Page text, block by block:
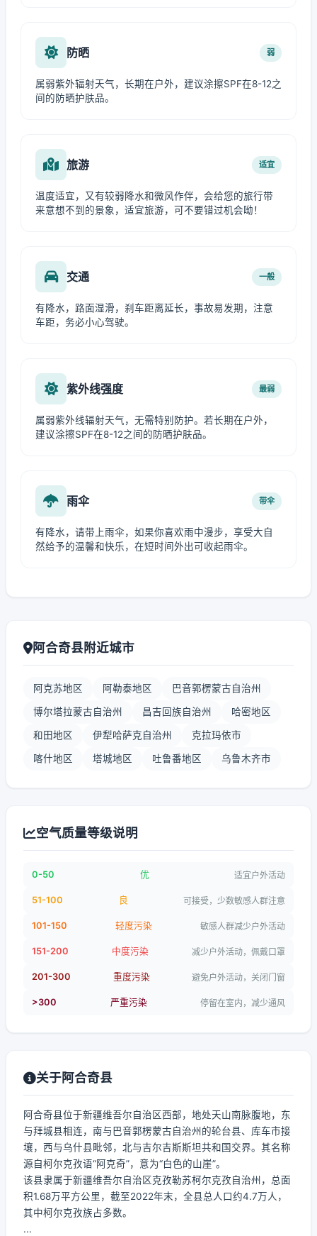
防晒 弱
属弱紫外辐射天气，长期在户外，建议涂擦SPF在8-12之
间的防晒护肤品。
旅游 适宜
温度适宜，又有较弱降水和微风作伴，会给您的旅行带
来意想不到的景象，适宜旅游，可不要错过机会呦！
交通 一般
有降水，路面湿滑，刹车距离延长，事故易发期，注意
车距，务必小心驾驶。
紫外线强度 最弱
属弱紫外线辐射天气，无需特别防护。若长期在户外，
建议涂擦SPF在8-12之间的防晒护肤品。
雨伞 带伞
有降水，请带上雨伞，如果你喜欢雨中漫步，享受大自
然给予的温馨和快乐，在短时间外出可收起雨伞。
阿合奇县附近城市
阿克苏地区 阿勒泰地区 巴音郭楞蒙古自治州
博尔塔拉蒙古自治州 昌吉回族自治州 哈密地区
和田地区 伊犁哈萨克自治州 克拉玛依市
喀什地区 塔城地区 吐鲁番地区 乌鲁木齐市
空气质量等级说明
0-50 优 适宜户外活动
51-100 良 可接受，少数敏感人群注意
101-150 轻度污染 敏感人群减少户外活动
151-200 中度污染 减少户外活动，佩戴口罩
201-300 重度污染 避免户外活动，关闭门窗
>300 严重污染 停留在室内，减少通风
关于阿合奇县
阿合奇县位于新疆维吾尔自治区西部，地处天山南脉腹地，东
与拜城县相连，南与巴音郭楞蒙古自治州的轮台县、库车市接
壤，西与乌什县毗邻，北与吉尔吉斯斯坦共和国交界。其名称
源自柯尔克孜语“阿克奇”，意为“白色的山崖”。
该县隶属于新疆维吾尔自治区克孜勒苏柯尔克孜自治州，总面
积1.68万平方公里，截至2022年末，全县总人口约4.7万人，
其中柯尔克孜族占多数。
...